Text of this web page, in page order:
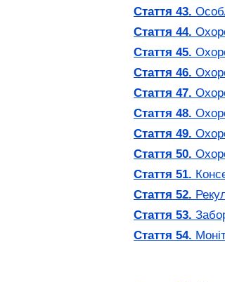
Стаття 43.
Стаття 44.
Стаття 45.
Стаття 46.
Стаття 47.
Стаття 48.
Стаття 49.
Стаття 50.
Стаття 51.
Стаття 52.
Стаття 53.
Стаття 54.